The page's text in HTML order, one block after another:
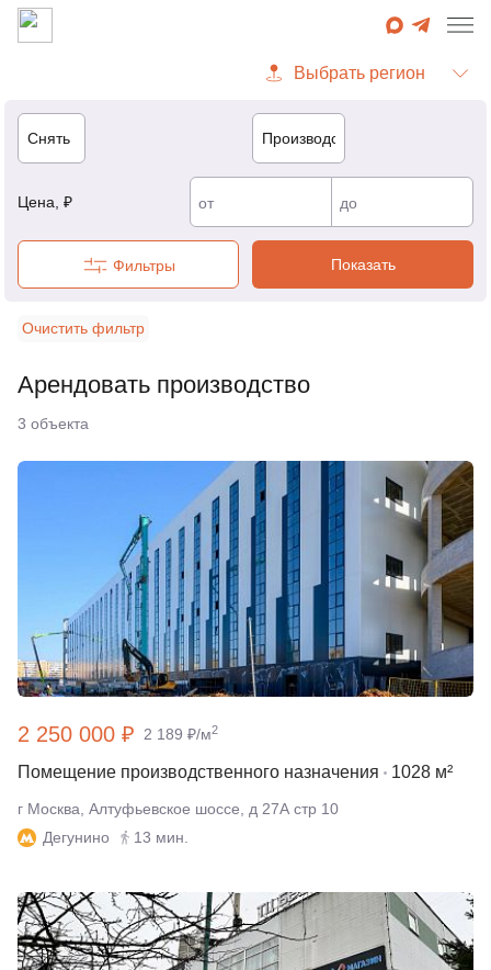
Цена, ₽ от до
Фильтры Показать
Очистить фильтр
Арендовать производство
3 объекта
2 250 000 ₽ 2 189 ₽/м2
Помещение производственного назначения 1028 м²
г Москва, Алтуфьевское шоссе, д 27А стр 10
Дегунино
13 мин.